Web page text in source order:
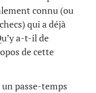
connu (ou
qui a déjà
a-t-il de
de cette
passe-temps